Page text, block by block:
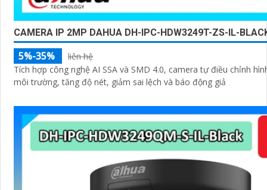
CAMERA IP 2MP DAHUA DH-IPC-HDW3249T-ZS-IL-
5%-35%
liên hệ
Tích hợp công nghệ AI SSA và SMD 4.0, camera tự điều chỉnh
môi trường, tăng độ nét, giảm sai lệch và báo động giả